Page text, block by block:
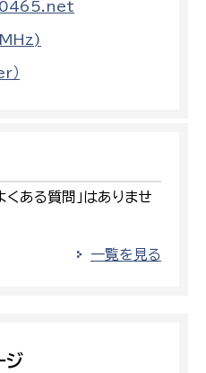
0465.net
）
くある質問」はありませ
一覧を見る
ジ